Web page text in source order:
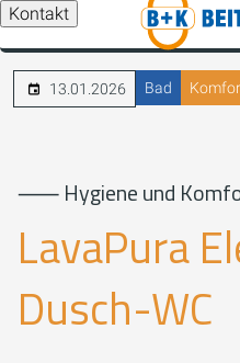
Kontakt
13.01.2026 Bad
⸺ Hygiene und
LavaPura
Dusch-WC